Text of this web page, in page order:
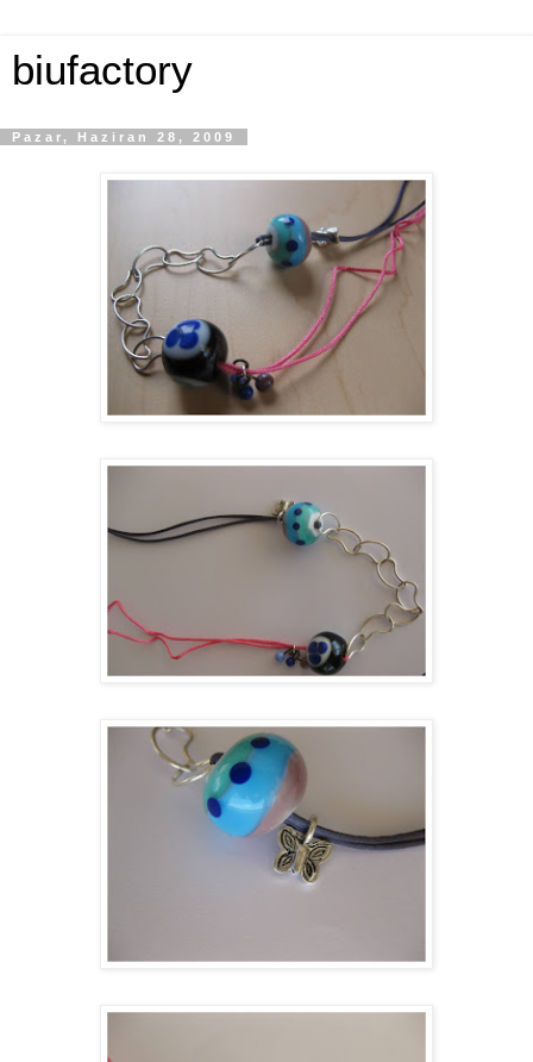
biufactory
Pazar, Haziran 28, 2009